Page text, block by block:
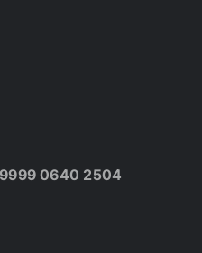
0640 2504